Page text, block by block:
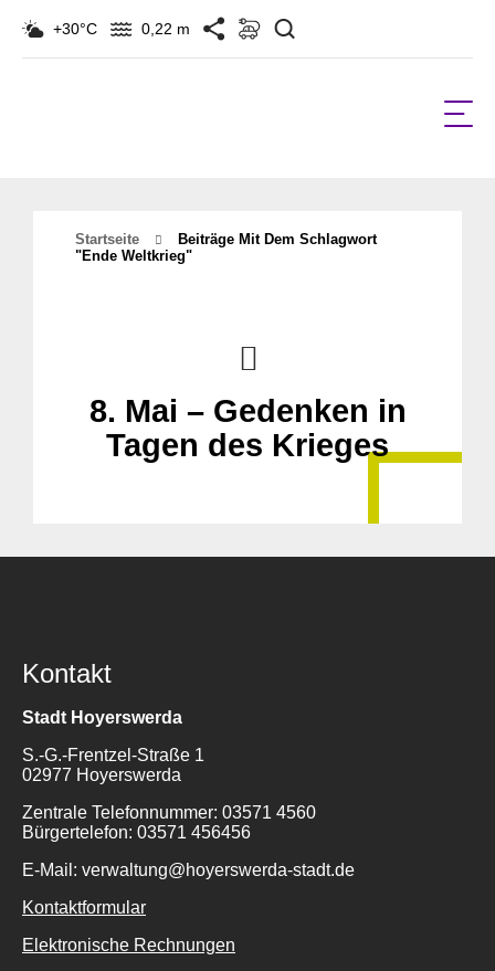
+30°C 0,22 m
Startseite
Beiträge Mit Dem Schlagwort
"ende Weltkrieg"
8. Mai – Gedenken in
Tagen des Krieges
Kontakt
Stadt Hoyerswerda
S.-G.-Frentzel-Straße 1
02977 Hoyerswerda
Zentrale Telefonnummer: 03571 4560
Bürgertelefon: 03571 456456
E-Mail: verwaltung@hoyerswerda-stadt.de
Kontaktformular
Elektronische Rechnungen